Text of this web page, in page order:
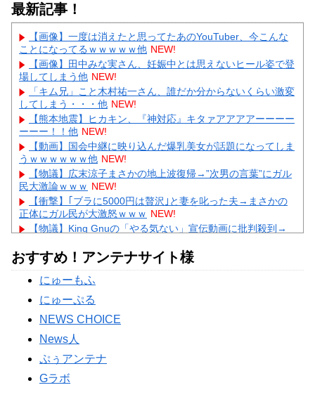
最新記事！
【画像】一度は消えたと思ってたあのYouTuber、今こんな
ことになってるｗｗｗｗｗ他 NEW!
【画像】田中みな実さん、妊娠中とは思えないヒール姿で登
場してしまう他 NEW!
「キム兄」こと木村祐一さん、誰だか分からないくらい激変
してしまう・・・他 NEW!
【熊本地震】ヒカキン、『神対応』キタァアアアアーーーー
ーーー！！他 NEW!
【動画】国会中継に映り込んだ爆乳美女が話題になってしま
うｗｗｗｗｗｗ他 NEW!
【物議】広末涼子まさかの地上波復帰→”次男の言葉”にガル
民大激論ｗｗｗ NEW!
【衝撃】｢ブラに5000円は贅沢｣と妻を叱った夫→まさかの
正体にガル民が大激怒ｗｗｗ NEW!
【物議】King Gnuの「やる気ない」宣伝動画に批判殺到→
【続報】三山凌輝、花乃まりあと懲りずに密会継続→ガル民
「もう何回目だよ」総ツッコミｗｗｗ
【物議】板倉滉”年収7億円”報道にガル民騒然→トピ乱立に
「もういい」の声もｗｗｗ
Powered by livedoor 相互RSS
おすすめ！アンテナサイト様
にゅーもふ
にゅーぷる
NEWS CHOICE
News人
ぷぅアンテナ
Gラボ